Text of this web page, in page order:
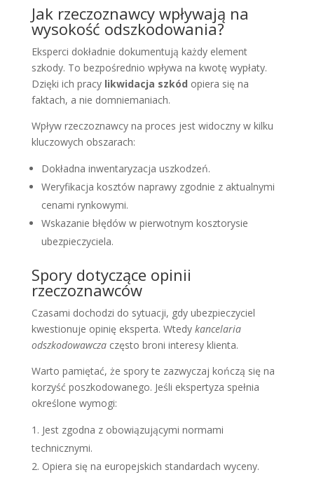
Jak rzeczoznawcy wpływają na
wysokość odszkodowania?
Eksperci dokładnie dokumentują każdy element
szkody. To bezpośrednio wpływa na kwotę wypłaty.
Dzięki ich pracy likwidacja szkód opiera się na
faktach, a nie domniemaniach.
Wpływ rzeczoznawcy na proces jest widoczny w kilku
kluczowych obszarach:
Dokładna inwentaryzacja uszkodzeń.
Weryfikacja kosztów naprawy zgodnie z aktualnymi
cenami rynkowymi.
Wskazanie błędów w pierwotnym kosztorysie
ubezpieczyciela.
Spory dotyczące opinii
rzeczoznawców
Czasami dochodzi do sytuacji, gdy ubezpieczyciel
kwestionuje opinię eksperta. Wtedy kancelaria
odszkodowawczaczęsto broni interesy klienta.
Warto pamiętać, że spory te zazwyczaj kończą się na
korzyść poszkodowanego. Jeśli ekspertyza spełnia
określone wymogi:
Jest zgodna z obowiązującymi normami
technicznymi.
Opiera się na europejskich standardach wyceny.